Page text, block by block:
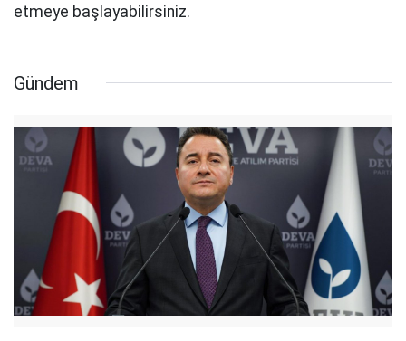
etmeye başlayabilirsiniz.
Gündem